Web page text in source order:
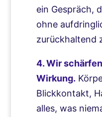
ein Gespräch,
ohne
zurückhaltend
4. Wir
Wirkung.
Blickkontakt,
alles, was